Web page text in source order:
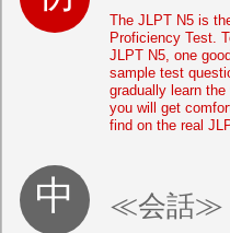
The JLPT N5 is
Proficiency Test.
JLPT N5, one
sample test
gradually learn
you will get
find on the real
≪会話